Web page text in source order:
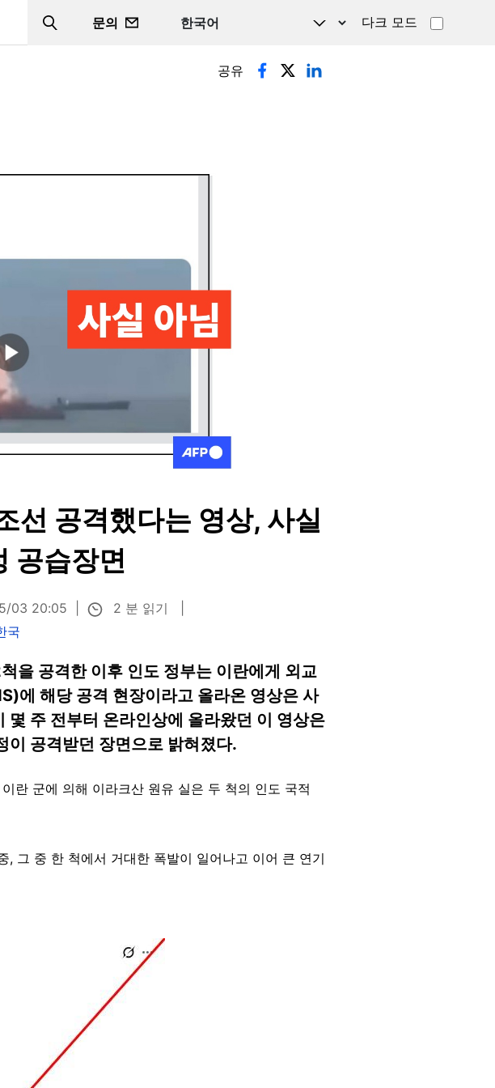
Search
문의 다크 모드
공유
선 공격했다는 영상, 사실
공습장면
03 20:05
2 분 읽기
국
을 공격한 이후 인도 정부는 이란에게 외교
에 해당 공격 현장이라고 올라온 영상은 사
주 전부터 온라인상에 올라왔던 이 영상은
이 공격받던 장면으로 밝혀졌다.
란 군에 의해 이라크산 원유 실은 두 척의 인도 국적
그 중 한 척에서 거대한 폭발이 일어나고 이어 큰 연기